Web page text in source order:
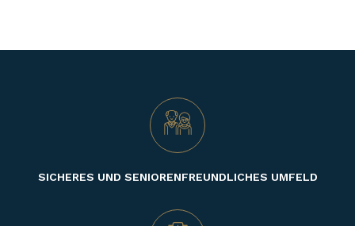
SICHERES UND SENIORENFREUNDLICHES UMFELD